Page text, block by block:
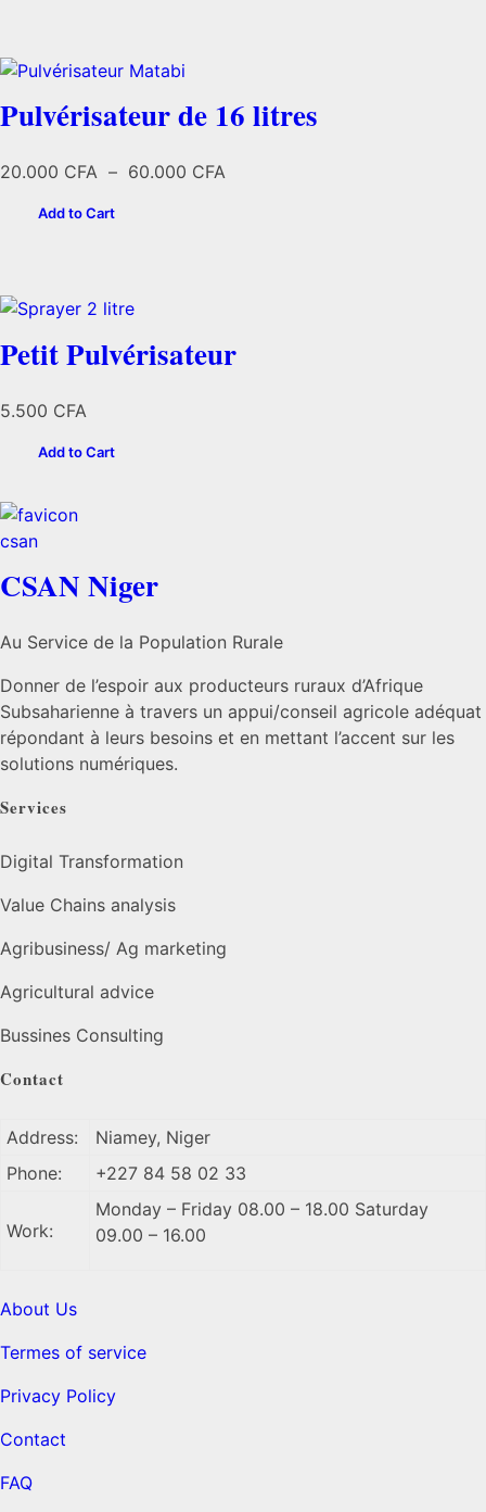
Pulvérisateur de 16 litres
20.000 CFA – 60.000 CFA
Add to Cart
Petit Pulvérisateur
5.500 CFA
Add to Cart
CSAN Niger
Au Service de la Population Rurale
Donner de l’espoir aux producteurs ruraux d’Afrique
Subsaharienne à travers un appui/conseil agricole adéquat
répondant à leurs besoins et en mettant l’accent sur les
solutions numériques.
Services
Digital Transformation
Value Chains analysis
Agribusiness/ Ag marketing
Agricultural advice
Bussines Consulting
Contact
Address:
Niamey, Niger
Phone:
+227 84 58 02 33
Work:
Monday – Friday 08.00 – 18.00 Saturday
09.00 – 16.00
About Us
Termes of service
Privacy Policy
Contact
FAQ